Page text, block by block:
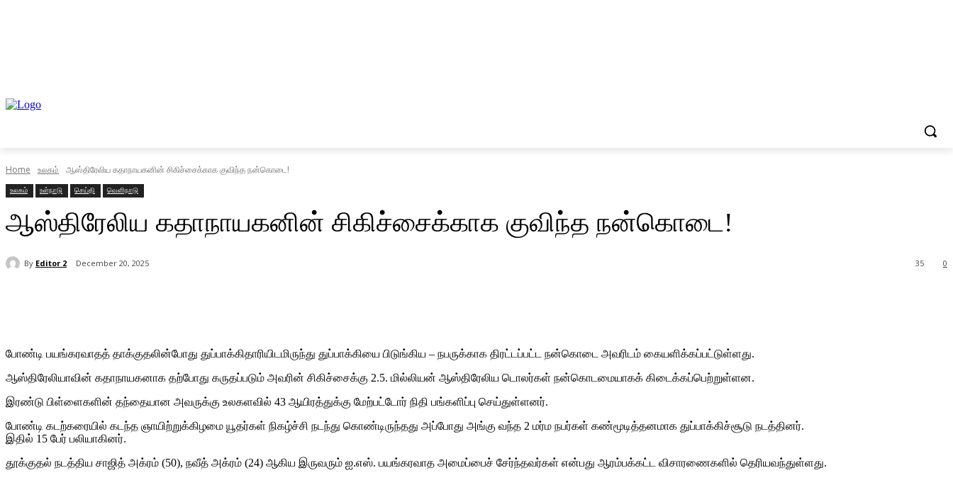
Home உலகம் ஆஸ்திரேலிய கதாநாயகனின் சிகிச்சைக்காக குவிந்த நன்கொடை!
உலகம் உள்நாடு செய்தி வெளிநாடு
ஆஸ்திரேலிய கதாநாயகனின் சிகிச்சைக்காக குவிந்த நன்கொடை!
By Editor 2 December 20, 2025 0
35
போண்டி பயங்கரவாதத் தாக்குதலின்போது துப்பாக்கிதாரியிடமிருந்து துப்பாக்கியை பிடுங்கிய – நபருக்காக திரட்டப்பட்ட நன்கொடை அவரிடம் கையளிக்கப்பட்டுள்ளது.
ஆஸ்திரேலியாவின் கதாநாயகனாக தற்போது கருதப்படும் அவரின் சிகிச்சைக்கு 2.5. மில்லியன் ஆஸ்திரேலிய டொலர்கள் நன்கொடமையாகக் கிடைக்கப்பெற்றுள்ளன.
இரண்டு பிள்ளைகளின் தந்தையான அவருக்கு உலகளவில் 43 ஆயிரத்துக்கு மேற்பட்டோர் நிதி பங்களிப்பு செய்துள்ளனர்.
போண்டி கடற்கரையில் கடந்த ஞாயிற்றுக்கிழமை யூதர்கள் நிகழ்ச்சி நடந்து கொண்டிருந்தது அப்போது அங்கு வந்த 2 மர்ம நபர்கள் கண்மூடித்தனமாக துப்பாக்கிச்சூடு நடத்தினர்.
இதில் 15 பேர் பலியாகினர்.
தூக்குதல் நடத்திய சாஜித் அக்ரம் (50), நவீத் அக்ரம் (24) ஆகிய இருவரும் ஐ.எஸ். பயங்கரவாத அமைப்பைச் சேர்ந்தவர்கள் என்பது ஆரம்பக்கட்ட விசாரணைகளில் தெரியவந்துள்ளது.